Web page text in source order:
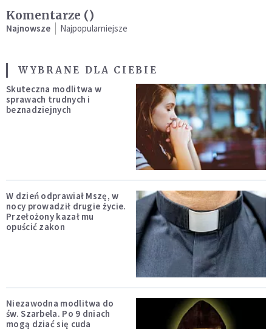
Komentarze ()
Najnowsze Najpopularniejsze
WYBRANE DLA CIEBIE
Skuteczna modlitwa w
sprawach trudnych i
beznadziejnych
W dzień odprawiał Mszę, w
nocy prowadził drugie życie.
Przełożony kazał mu
opuścić zakon
Niezawodna modlitwa do
św. Szarbela. Po 9 dniach
mogą dziać się cuda